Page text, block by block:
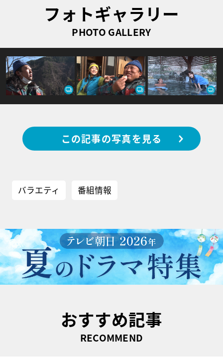
フォトギャラリー
PHOTO GALLERY
この記事の写真を見る
バラエティ 番組情報
おすすめ記事
RECOMMEND